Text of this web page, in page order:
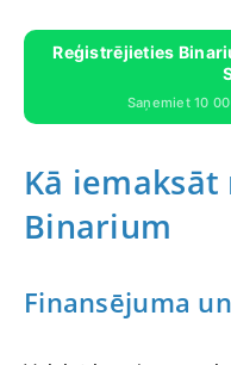
Reģistrējieties
Saņemiet 10
Kā
Binarium
Finansējuma